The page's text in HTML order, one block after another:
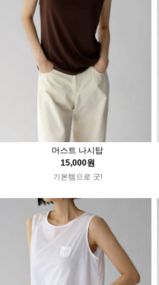
머스트 나시탑
15,000원
기본템으로 굿!